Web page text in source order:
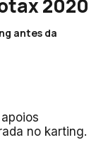
2020
antes da
no karting.